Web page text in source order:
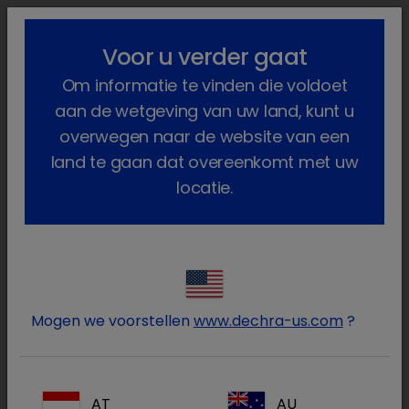
lock_outline search menu
Voedselproducerende dieren
Geneesmiddelen
Herkauwers Niet voorschriftplichtig
Niet voorschriftplichtig
(3 Producten)
Log in op uw Dechra
Voor u verder gaat
Om informatie te vinden die voldoet
aan de wetgeving van uw land, kunt u
overwegen naar de website van een
land te gaan dat overeenkomt met uw
locatie.
Mogen we voorstellen www.dechra-us.com ?
AT AU